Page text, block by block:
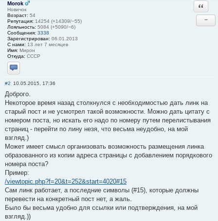
Morok
Новичок
Возраст: 54
Репутация: 14254 (+14309/−55)
Лояльность: 5084 (+5090/−6)
Сообщения: 3338
Зарегистрирован: 06.01.2013
С нами: 13 лет 7 месяцев
Имя: Мирон
Откуда: СССР
Отправить личное сообщение
−
#2 10.05.2015, 17:36
Доброго.
Некоторое время назад столкнулся с необходимостью дать линк на
старый пост и не усмотрел такой возможности. Можно дать цитату с
номером поста, но искать его надо по номеру путем перелистывания
страниц - перейти по лину незя, что весьма неудобно, на мой
взгляд.)
Может имеет смысл организовать возможность размещения линка
образованного из копии адреса страницы с добавлением порядкового
номера поста?
Пример:
/viewtopic.php?f=20&t=252&start=4020#15
Сам линк работает, а последние символы (#15), которые должны
перевести на конкретный пост нет, а жаль.
Было бы весьма удобно для ссылки или подтверждения, на мой
взгляд.))